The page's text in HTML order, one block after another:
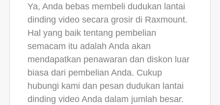
Ya, Anda bebas membeli dudukan lantai
dinding video secara grosir di Raxmount.
Hal yang baik tentang pembelian
semacam itu adalah Anda akan
mendapatkan penawaran dan diskon luar
biasa dari pembelian Anda. Cukup
hubungi kami dan pesan dudukan lantai
dinding video Anda dalam jumlah besar.